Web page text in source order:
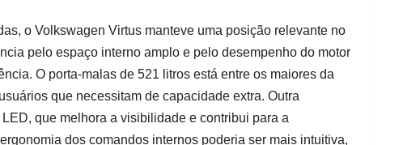
o Volkswagen Virtus manteve uma posição relevante no
pelo espaço interno amplo e pelo desempenho do motor
O porta-malas de 521 litros está entre os maiores da
que necessitam de capacidade extra. Outra
que melhora a visibilidade e contribui para a
dos comandos internos poderia ser mais intuitiva,